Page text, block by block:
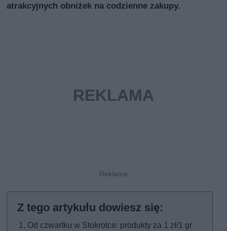
atrakcyjnych obniżek na codzienne zakupy.
Od czwartku w Stokrotce: produkty za 1 zł/1 gr